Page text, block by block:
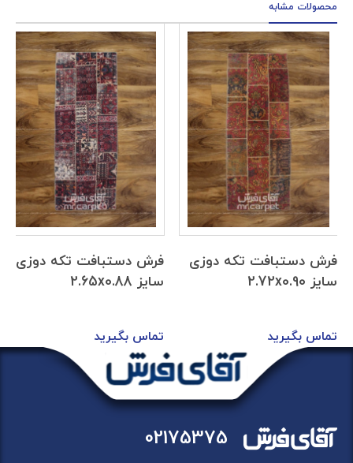
محصولات مشابه
فرش دستبافت تکه دوزی
سایز 2.72x0.90
تماس بگیرید
فرش دستبافت تکه دوزی
سایز 2.65x0.88
تماس بگیرید
02175375